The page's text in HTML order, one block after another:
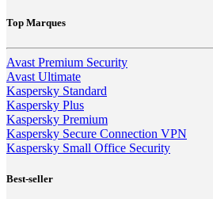
Top Marques
Avast Premium Security
Avast Ultimate
Kaspersky Standard
Kaspersky Plus
Kaspersky Premium
Kaspersky Secure Connection VPN
Kaspersky Small Office Security
Best-seller